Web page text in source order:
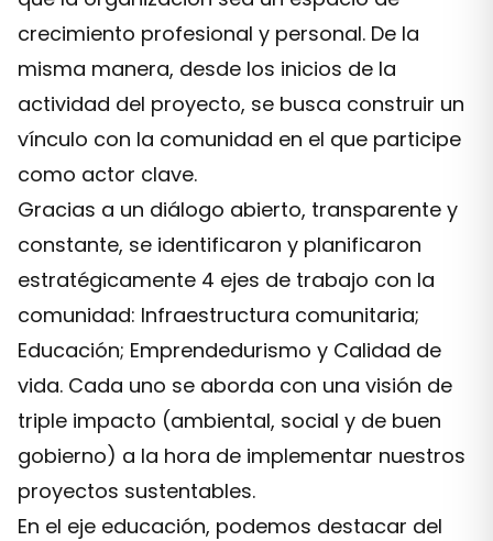
crecimiento profesional y personal. De la
misma manera, desde los inicios de la
actividad del proyecto, se busca construir un
vínculo con la comunidad en el que participe
como actor clave.
Gracias a un diálogo abierto, transparente y
constante, se identificaron y planificaron
estratégicamente 4 ejes de trabajo con la
comunidad: Infraestructura comunitaria;
Educación; Emprendedurismo y Calidad de
vida. Cada uno se aborda con una visión de
triple impacto (ambiental, social y de buen
gobierno) a la hora de implementar nuestros
proyectos sustentables.
En el eje educación, podemos destacar del